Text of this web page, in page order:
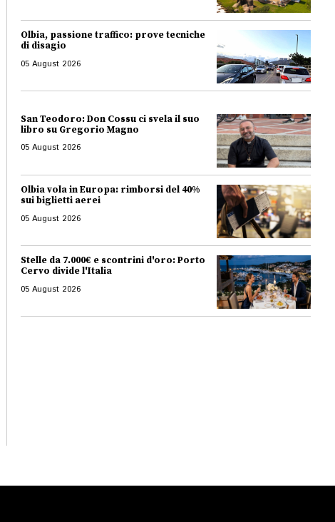
Olbia, passione traffico: prove tecniche
di disagio
05 August 2026
San Teodoro: Don Cossu ci svela il suo
libro su Gregorio Magno
05 August 2026
Olbia vola in Europa: rimborsi del 40%
sui biglietti aerei
05 August 2026
Stelle da 7.000€ e scontrini d'oro: Porto
Cervo divide l'Italia
05 August 2026